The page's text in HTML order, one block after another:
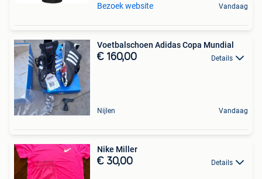
Bezoek website Vandaag
Voetbalschoen Adidas Copa Mundial
€ 160,00 Details
Nijlen Vandaag
Nike Miller
€ 30,00 Details